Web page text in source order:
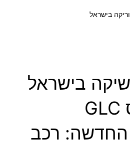
בישראל
בישראל
את מרצדס GLC
רכב